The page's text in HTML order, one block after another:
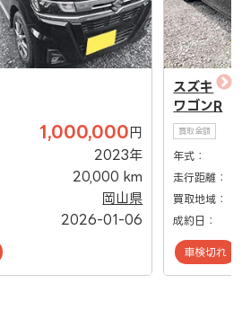
1,000,000 円
2023年
20,000 km
岡山県
2026-01-06
スズキ
ワゴンR
買取金額
年式：
走行距離：
買取地域：
成約日：
車検切れ